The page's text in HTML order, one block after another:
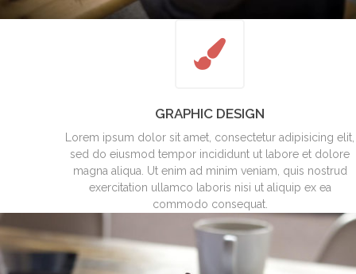
GRAPHIC DESIGN
Lorem ipsum dolor sit amet, consectetur adipisicing elit,
sed do eiusmod tempor incididunt ut labore et dolore
magna aliqua. Ut enim ad minim veniam, quis nostrud
exercitation ullamco laboris nisi ut aliquip ex ea
commodo consequat.